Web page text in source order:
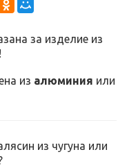
за изделие из
из алюминия или
из чугуна или